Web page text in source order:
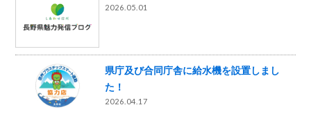
2026.05.01
県庁及び合同庁舎に給水機を設置しまし
た！
2026.04.17